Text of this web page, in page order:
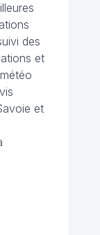
des
et
et